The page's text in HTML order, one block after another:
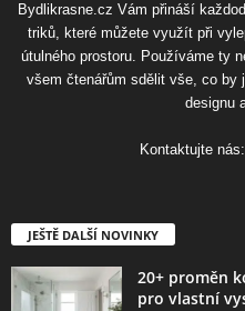
Bydlikrasne.cz Vám přináší
triků, které můžete využít při
útulného prostoru. Používáme ty
všem čtenářům sdělit vše, co by
designu
Kontaktujte nás:
JEŠTĚ DALŠÍ NOVINKY
20+ proměn
pro vlastní